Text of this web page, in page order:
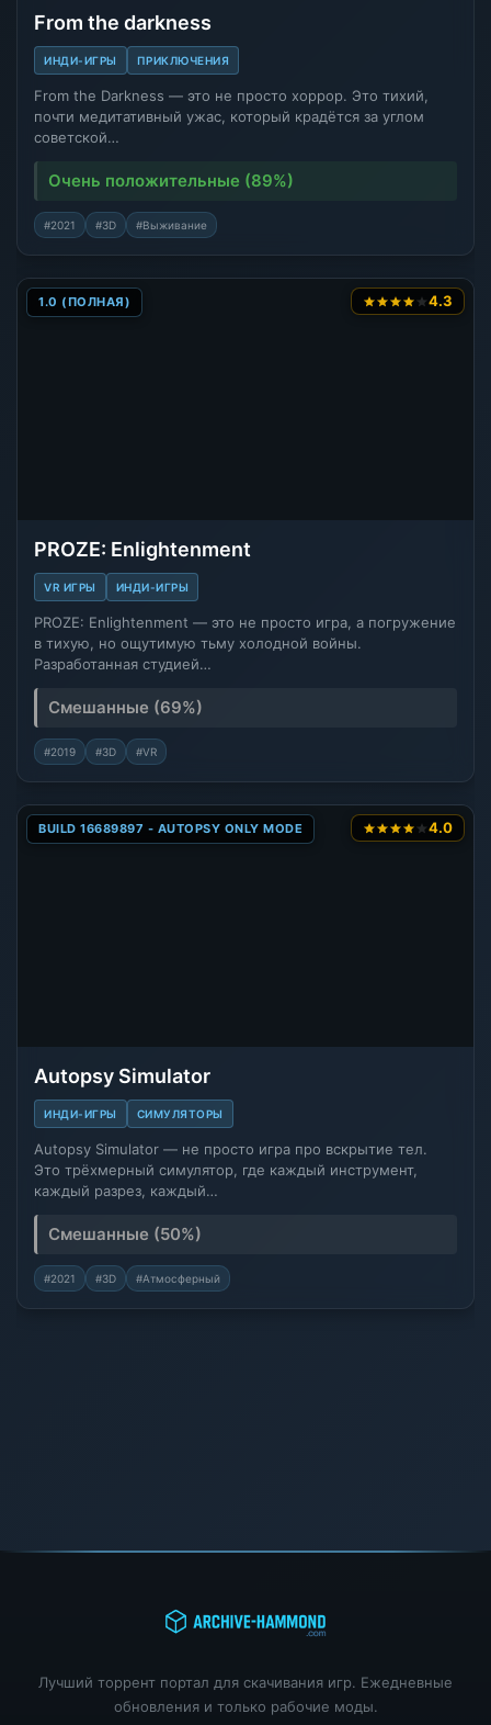
From the darkness
ИНДИ-ИГРЫ ПРИКЛЮЧЕНИЯ
From the Darkness — это не просто хоррор. Это тихий,
почти медитативный ужас, который крадётся за углом
советской…
Очень положительные (89%)
#2021 #3D #Выживание
1.0 (ПОЛНАЯ) 4.3
PROZE: Enlightenment
VR ИГРЫ ИНДИ-ИГРЫ
PROZE: Enlightenment — это не просто игра, а погружение
в тихую, но ощутимую тьму холодной войны.
Разработанная студией…
Смешанные (69%)
#2019 #3D #VR
BUILD 16689897 - AUTOPSY ONLY MODE 4.0
Autopsy Simulator
ИНДИ-ИГРЫ СИМУЛЯТОРЫ
Autopsy Simulator — не просто игра про вскрытие тел.
Это трёхмерный симулятор, где каждый инструмент,
каждый разрез, каждый…
Смешанные (50%)
#2021 #3D #Атмосферный
Лучший торрент портал для скачивания игр. Ежедневные
обновления и только рабочие моды.